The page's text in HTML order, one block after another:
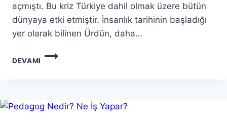
açmıştı. Bu kriz Türkiye dahil olmak üzere bütün
dünyaya etki etmiştir. İnsanlık tarihinin başladığı
yer olarak bilinen Ürdün, daha…
DEVAMI
1973